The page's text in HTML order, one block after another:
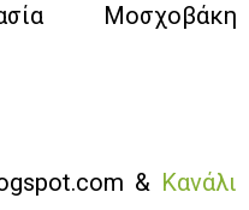
Μοσχοβάκη
& Κανάλι